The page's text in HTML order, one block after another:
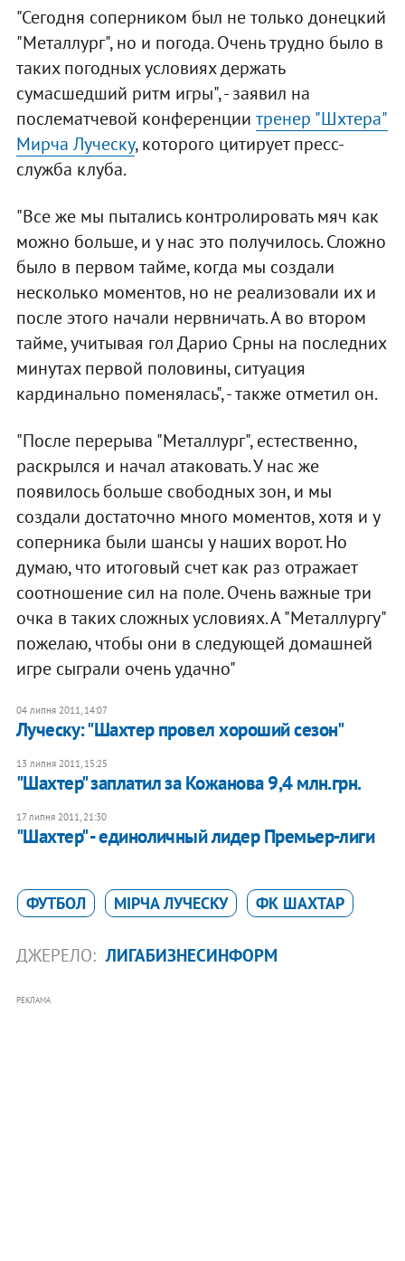
"Сегодня соперником был не только донецкий
"Металлург", но и погода. Очень трудно было в
таких погодных условиях держать
сумасшедший ритм игры", - заявил на
послематчевой конференции тренер "Шхтера"
Мирча Луческу, которого цитирует пресс-
служба клуба.
"Все же мы пытались контролировать мяч как
можно больше, и у нас это получилось. Сложно
было в первом тайме, когда мы создали
несколько моментов, но не реализовали их и
после этого начали нервничать. А во втором
тайме, учитывая гол Дарио Срны на последних
минутах первой половины, ситуация
кардинально поменялась", - также отметил он.
"После перерыва "Металлург", естественно,
раскрылся и начал атаковать. У нас же
появилось больше свободных зон, и мы
создали достаточно много моментов, хотя и у
соперника были шансы у наших ворот. Но
думаю, что итоговый счет как раз отражает
соотношение сил на поле. Очень важные три
очка в таких сложных условиях. А "Металлургу"
пожелаю, чтобы они в следующей домашней
игре сыграли очень удачно"
04 липня 2011, 14:07
Луческу: "Шахтер провел хороший сезон"
13 липня 2011, 15:25
"Шахтер" заплатил за Кожанова 9,4 млн.грн.
17 липня 2011, 21:30
"Шахтер" - единоличный лидер Премьер-лиги
ФУТБОЛ МІРЧА ЛУЧЕСКУ ФК ШАХТАР
ДЖЕРЕЛО: ЛИГАБИЗНЕСИНФОРМ
РЕКЛАМА